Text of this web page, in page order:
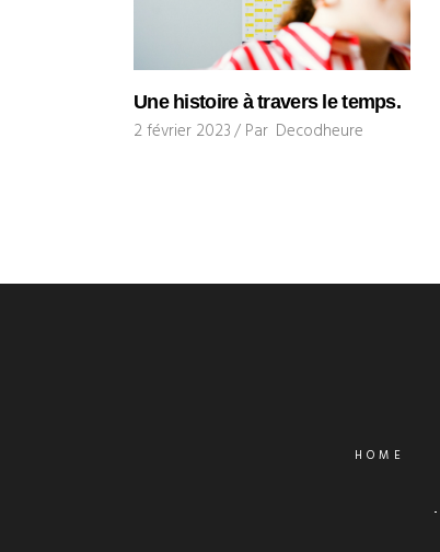
Une histoire à travers le temps.
2 février 2023 Par Decodheure
HOME